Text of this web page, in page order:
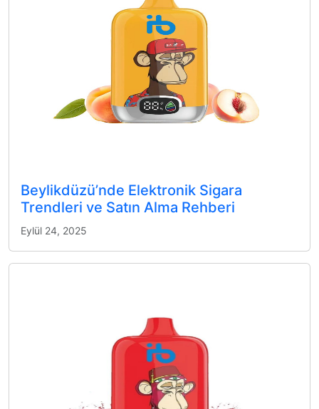
Beylikdüzü’nde Elektronik Sigara
Trendleri ve Satın Alma Rehberi
Eylül 24, 2025